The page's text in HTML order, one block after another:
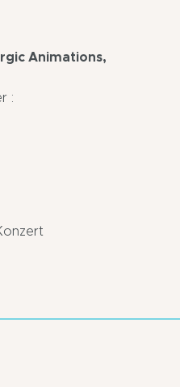
Animations,
: